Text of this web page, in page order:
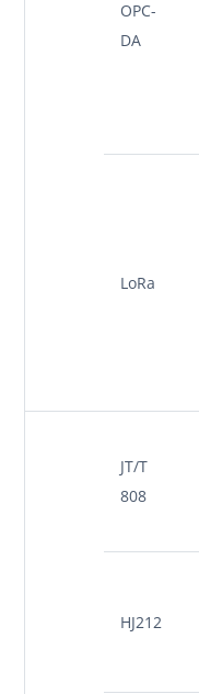
OPC-
DA
LoRa
JT/T
808
HJ212